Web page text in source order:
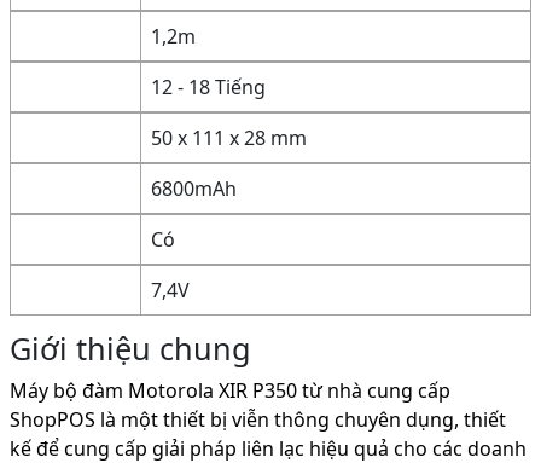
1,2m
12 - 18 Tiếng
50 x 111 x 28 mm
6800mAh
Có
7,4V
Giới thiệu chung
Máy bộ đàm Motorola XIR P350 từ nhà cung cấp
ShopPOS là một thiết bị viễn thông chuyên dụng, thiết
kế để cung cấp giải pháp liên lạc hiệu quả cho các doanh